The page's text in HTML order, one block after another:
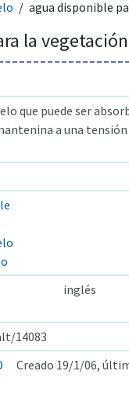
agua disponible
la vegetación
que puede ser
a una
inglés
14083
Creado 19/1/06,